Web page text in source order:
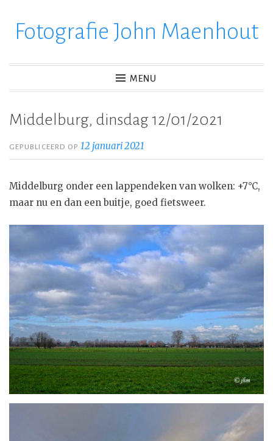
verderFotografie John Maenhout
MENU
Middelburg, dinsdag 12/01/2021
GEPUBLICEERD OP12 januari 2021
Middelburg onder een lappendeken van wolken: +7°C,
maar nu en dan een buitje, goed fietsweer.